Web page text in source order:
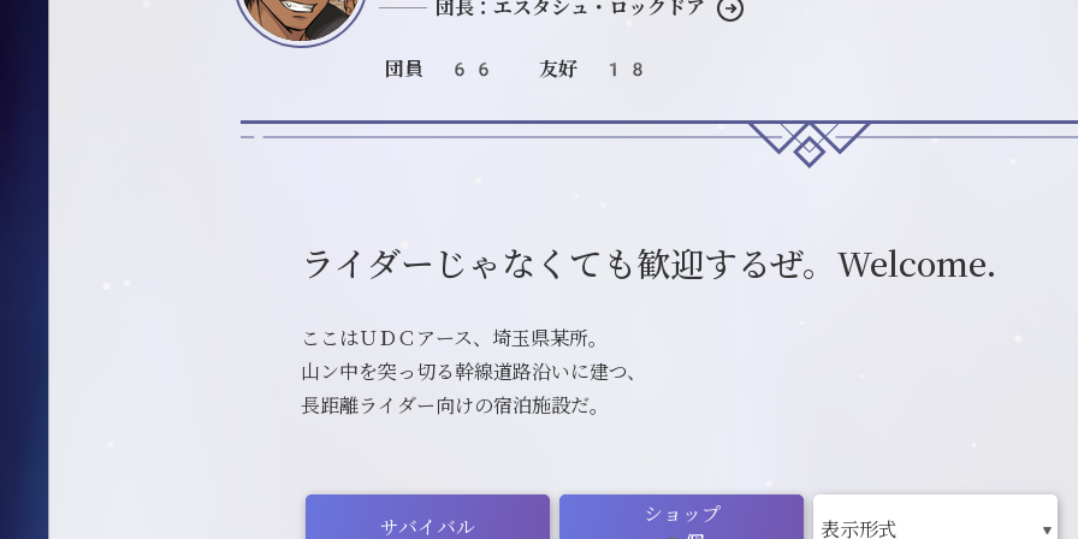
団長：エスタシュ・ロックドア
団員 66 友好 18
ライダーじゃなくても歓迎するぜ。Welcome.
ここはＵＤＣアース、埼玉県某所。
山ン中を突っ切る幹線道路沿いに建つ、
長距離ライダー向けの宿泊施設だ。
サバイバル
ショップ